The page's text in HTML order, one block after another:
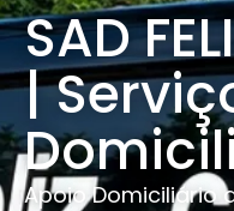
SAD
|
Apoio Domiciliário